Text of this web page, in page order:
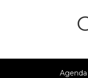
Agenda